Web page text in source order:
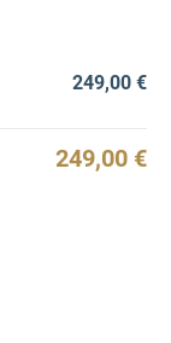
249,00 €
249,00 €